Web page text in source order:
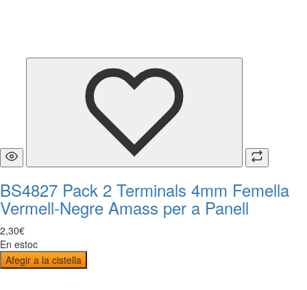
BS4827 Pack 2 Terminals 4mm Femella
Vermell-Negre Amass per a Panell
2,30€
En estoc
Afegir a la cistella